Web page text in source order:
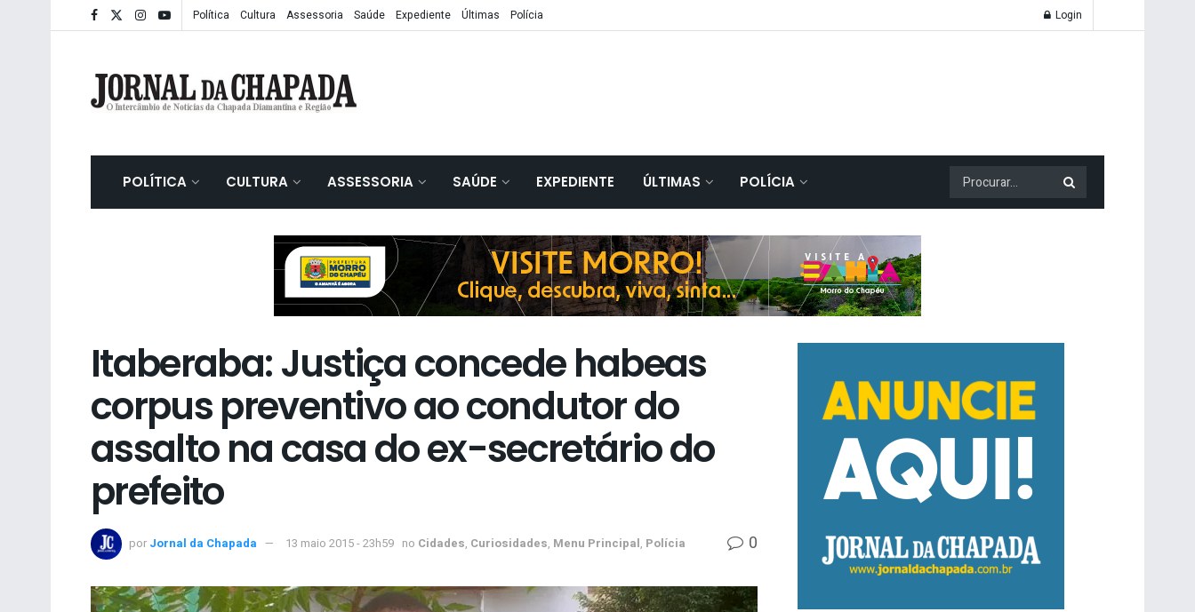
Política Cultura Assessoria Saúde Expediente Últimas Polícia Login
POLÍTICA CULTURA ASSESSORIA SAÚDE EXPEDIENTE ÚLTIMAS POLÍCIA
Itaberaba: Justiça concede habeas
corpus preventivo ao condutor do
assalto na casa do ex-secretário do
prefeito
por Jornal da Chapada 13 maio 2015 - 23h59 no Cidades, Curiosidades, Menu Principal, Polícia 0